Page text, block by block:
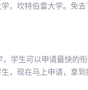
，坎特伯雷大学。免
学生可以申请最快的
，现在马上申请，拿